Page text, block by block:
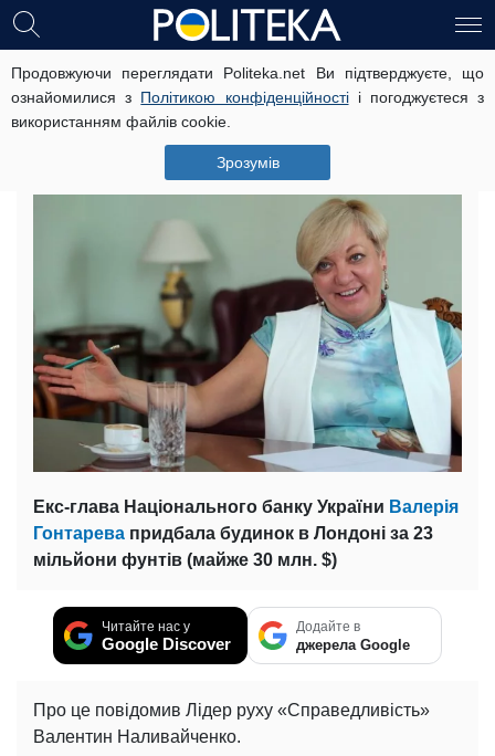
Продовжуючи переглядати Politeka.net Ви підтверджуєте, що
ознайомилися з Політикою конфіденційностіі погоджуєтеся з
використанням файлів cookie.
Зрозумів
Палац за рахунок бідних українців:
Гонтарева купила особняк за
кордоном за 30 мільйонів
Екс-глава Національного банку України Валерія
Гонтарева придбала будинок в Лондоні за 23
мільйони фунтів (майже 30 млн. $)
Читайте нас у
Google Discover
Додайте в
джерела Google
Про це повідомив Лідер руху «Справедливість»
Валентин Наливайченко.